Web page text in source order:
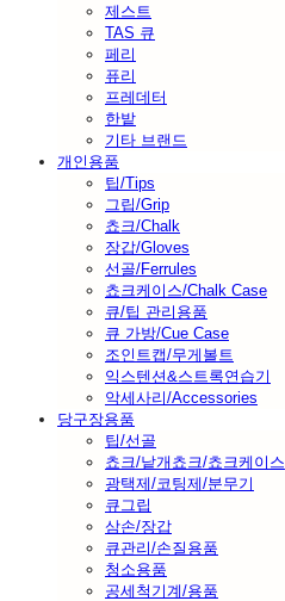
제스트
TAS 큐
페리
퓨리
프레데터
한밭
기타 브랜드
개인용품
팁/Tips
그립/Grip
쵸크/Chalk
장갑/Gloves
선골/Ferrules
쵸크케이스/Chalk Case
큐/팁 관리용품
큐 가방/Cue Case
조인트캡/무게볼트
익스텐션&스트록연습기
악세사리/Accessories
당구장용품
팁/선골
쵸크/낱개쵸크/쵸크케이스
광택제/코팅제/분무기
큐그립
삼손/장갑
큐관리/손질용품
청소용품
공세척기계/용품